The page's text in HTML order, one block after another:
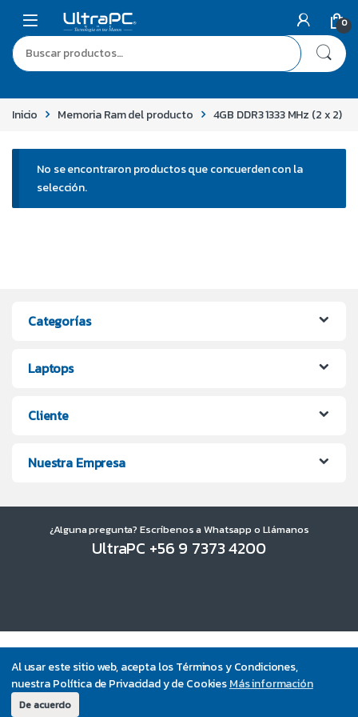
Al usar este sitio web, acepta los Términos y Condiciones,
nuestra Política de Privacidad y de CookiesMás información
De acuerdo
0
Inicio Memoria Ram del producto 4GB DDR3 1333 MHz (2 x 2)
No se encontraron productos que concuerden con la
selección.
Categorías
Laptops
Cliente
Nuestra Empresa
¿Alguna pregunta? Escríbenos a Whatsapp o Llámanos
UltraPC +56 9 7373 4200